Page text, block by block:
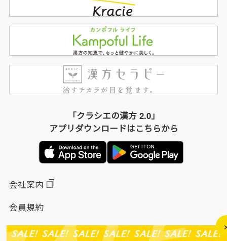
「クラシエの漢方 2.0」
アプリダウンロードはこちらから
会社案内
会員規約
個人情報保護方針